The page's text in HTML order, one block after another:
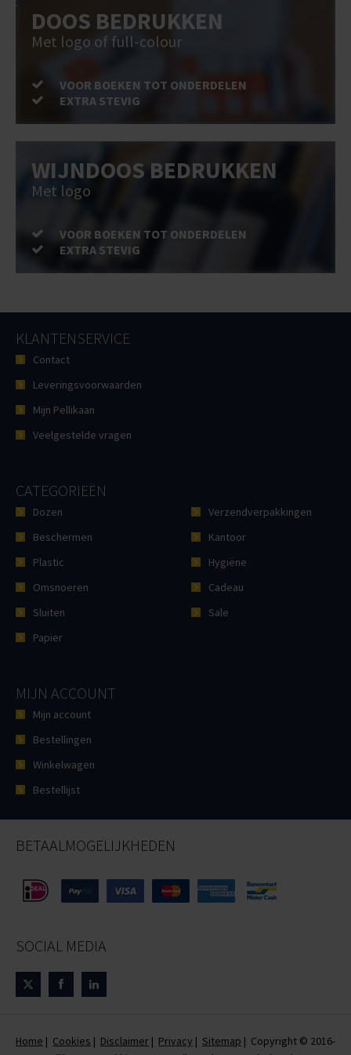
DOOS BEDRUKKEN
Met logo of full-colour
VOOR BOEKEN TOT ONDERDELEN
EXTRA STEVIG
WIJNDOOS BEDRUKKEN
Met logo
VOOR BOEKEN TOT ONDERDELEN
EXTRA STEVIG
KLANTENSERVICE
Contact
Leveringsvoorwaarden
Mijn Pellikaan
Veelgestelde vragen
CATEGORIEËN
Dozen
Beschermen
Plastic
Omsnoeren
Sluiten
Papier
Verzendverpakkingen
Kantoor
Hygiëne
Cadeau
Sale
MIJN ACCOUNT
Mijn account
Bestellingen
Winkelwagen
Bestellijst
BETAALMOGELIJKHEDEN
SOCIAL MEDIA
Home | Cookies | Disclaimer | Privacy | Sitemap | Copyright © 2016-